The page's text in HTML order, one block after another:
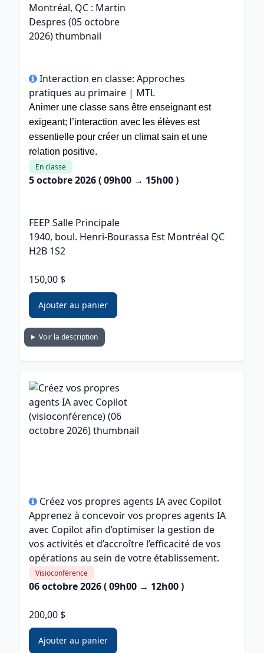
Interaction en classe: Approches
pratiques au primaire | MTL
Animer une classe sans être enseignant est
exigeant; l’interaction avec les élèves est
essentielle pour créer un climat sain et une
relation positive.
En classe
5 octobre 2026( 09h00 → 15h00 )
FEEP Salle Principale
1940, boul. Henri-Bourassa Est Montréal QC
H2B 1S2
150,00 $
Ajouter au panier
Voir la description
Créez vos propres agents IA avec Copilot
Apprenez à concevoir vos propres agents IA
avec Copilot afin d’optimiser la gestion de
vos activités et d’accroître l’efficacité de vos
opérations au sein de votre établissement.
Visioconférence
06 octobre 2026 ( 09h00 → 12h00 )
200,00 $
Ajouter au panier